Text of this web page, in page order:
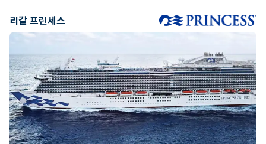
리갈 프린세스